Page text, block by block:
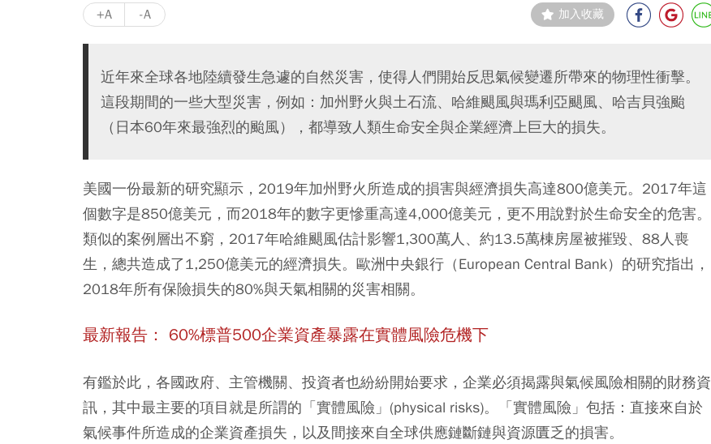
+A -A 加入收藏
近年來全球各地陸續發生急遽的自然災害，使得人們開始反思氣候變遷所帶來的物理性衝擊。
這段期間的一些大型災害，例如：加州野火與土石流、哈維颶風與瑪利亞颶風、哈吉貝強颱
（日本60年來最強烈的颱風），都導致人類生命安全與企業經濟上巨大的損失。
美國一份最新的研究顯示，2019年加州野火所造成的損害與經濟損失高達800億美元。2017年這
個數字是850億美元，而2018年的數字更慘重高達4,000億美元，更不用說對於生命安全的危害。
類似的案例層出不窮，2017年哈維颶風估計影響1,300萬人、約13.5萬棟房屋被摧毀、88人喪
生，總共造成了1,250億美元的經濟損失。歐洲中央銀行（European Central Bank）的研究指出，
2018年所有保險損失的80%與天氣相關的災害相關。
最新報告： 60%標普500企業資產暴露在實體風險危機下
有鑑於此，各國政府、主管機關、投資者也紛紛開始要求，企業必須揭露與氣候風險相關的財務資
訊，其中最主要的項目就是所謂的「實體風險」(physical risks)。
「實體風險」包括：直接來自於
氣候事件所造成的企業資產損失，以及間接來自全球供應鏈斷鏈與資源匱乏的損害。